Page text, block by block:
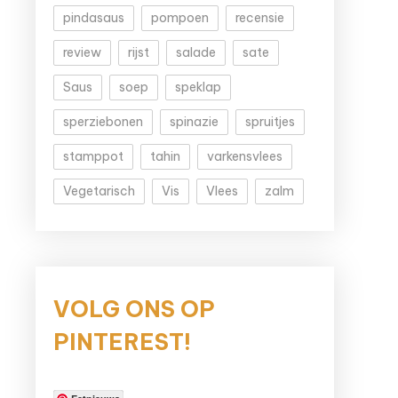
pindasaus pompoen recensie
review rijst salade sate
Saus soep speklap
sperziebonen spinazie spruitjes
stamppot tahin varkensvlees
Vegetarisch Vis Vlees zalm
VOLG ONS OP
PINTEREST!